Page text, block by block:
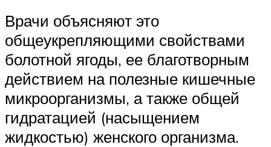
Врачи объясняют это
общеукрепляющими свойствами
болотной ягоды, ее благотворным
действием на полезные кишечные
микроорганизмы, а также общей
гидратацией (насыщением
жидкостью) женского организма.